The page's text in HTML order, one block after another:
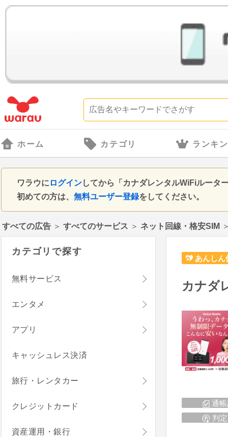
ホーム カテゴリ ランキ
ワラウに ログインしてから「カナダレンタルWiFiルータ
初めての方は、 無料ユーザー登録をしてください。
すべての広告 ＞ すべてのサービス ＞ ネット回線・格安SIM
あんしん
カナダ
通
判
カテゴリで探す
無料サービス
エンタメ
アプリ
キャッシュレス決済
旅行・レンタカー
クレジットカード
資産運用・銀行